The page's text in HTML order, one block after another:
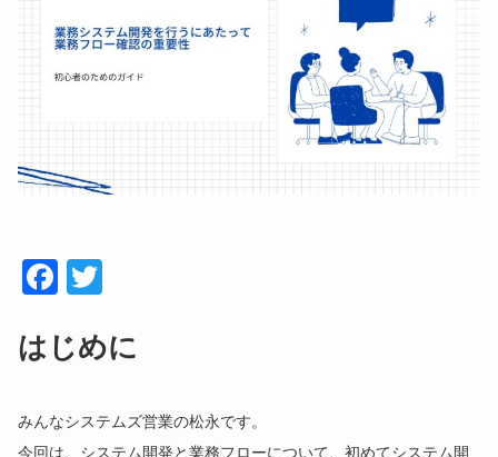
Face
はじめに
みんなシステムズ営業の松永です。
今回は、システム開発と業務フローについて、初めてシステム開